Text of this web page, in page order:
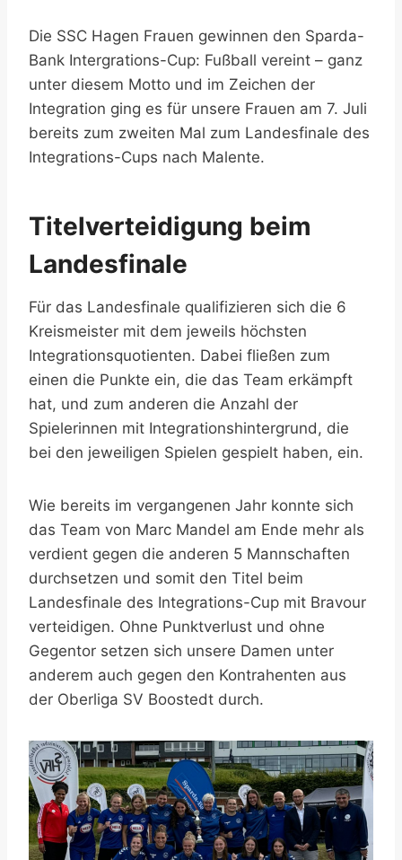
Die SSC Hagen Frauen gewinnen den Sparda-
Bank Intergrations-Cup: Fußball vereint – ganz
unter diesem Motto und im Zeichen der
Integration ging es für unsere Frauen am 7. Juli
bereits zum zweiten Mal zum Landesfinale des
Integrations-Cups nach Malente.
Titelverteidigung beim
Landesfinale
Für das Landesfinale qualifizieren sich die 6
Kreismeister mit dem jeweils höchsten
Integrationsquotienten. Dabei fließen zum
einen die Punkte ein, die das Team erkämpft
hat, und zum anderen die Anzahl der
Spielerinnen mit Integrationshintergrund, die
bei den jeweiligen Spielen gespielt haben, ein.
Wie bereits im vergangenen Jahr konnte sich
das Team von Marc Mandel am Ende mehr als
verdient gegen die anderen 5 Mannschaften
durchsetzen und somit den Titel beim
Landesfinale des Integrations-Cup mit Bravour
verteidigen. Ohne Punktverlust und ohne
Gegentor setzen sich unsere Damen unter
anderem auch gegen den Kontrahenten aus
der Oberliga SV Boostedt durch.